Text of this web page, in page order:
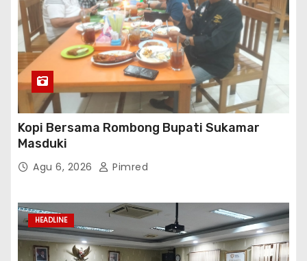
Kopi Bersama Rombong Bupati Sukamar
Masduki
Agu 6, 2026 Pimred
HEADLINE